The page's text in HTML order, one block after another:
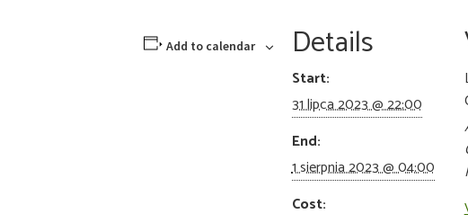
Add to calendar Details
Start:
31 lipca 2023 @ 22:00
End:
1 sierpnia 2023 @ 04:00
Cost: